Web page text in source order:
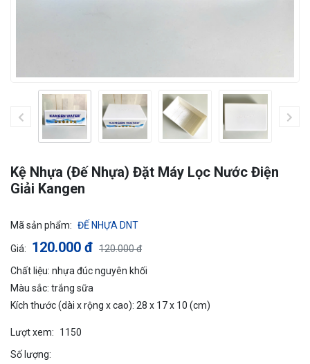
Kệ Nhựa (Đế Nhựa) Đặt Máy Lọc Nước Điện
Giải Kangen
Mã sản phẩm: ĐẾ NHỰA DNT
Giá: 120.000 đ 120.000 đ
Chất liệu: nhựa đúc nguyên khối
Màu sắc: trắng sữa
Kích thước (dài x rộng x cao): 28 x 17 x 10 (cm)
Lượt xem:
1150
Số lượng: